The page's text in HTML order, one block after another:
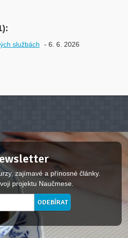
službách - 6. 6. 2026
zajímavé a přínosné články.
projektu Naučmese.